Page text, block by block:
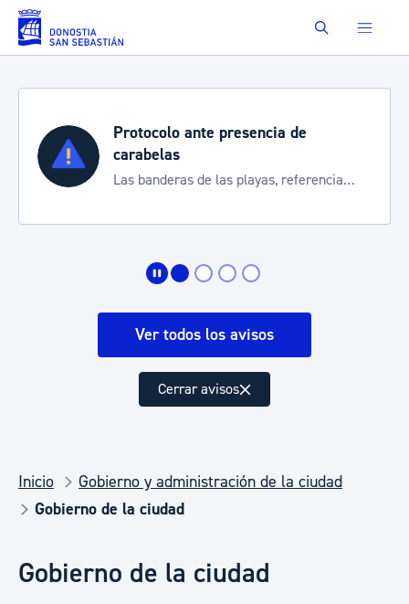
Saltar al contenido principal Buscar
Protocolo ante presencia de
carabelas
Las banderas de las playas, referencia
Ver todos los avisos
Cerrar avisos
Inicio
Gobierno y administración de la ciudad
Gobierno de la ciudad
Gobierno de la ciudad